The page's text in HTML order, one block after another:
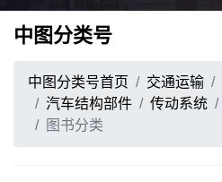
中图分类号
中图分类号首页 交通运输
汽车结构部件
传动系统
图书分类